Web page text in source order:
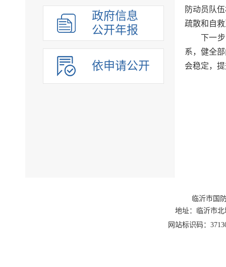
政府信息
公开年报
依申请公开
防动员队
疏散和自
下一
系，健全
会稳定，
临沂市国
地址：临沂市
网站标识码：